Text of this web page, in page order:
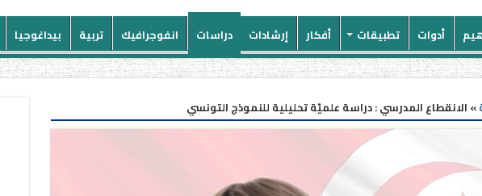
أدوات تطبيقات أفكار إرشادات دراسات انفوجرافيك تربية بيداغوجيا
» الانقطاع المدرسي : دراسة علميّة تحليلية للنموذج التونسي